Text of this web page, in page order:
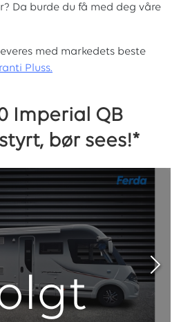
Da burde du få med deg våre
med markedets beste
Pluss.
Imperial QB
bør sees!*